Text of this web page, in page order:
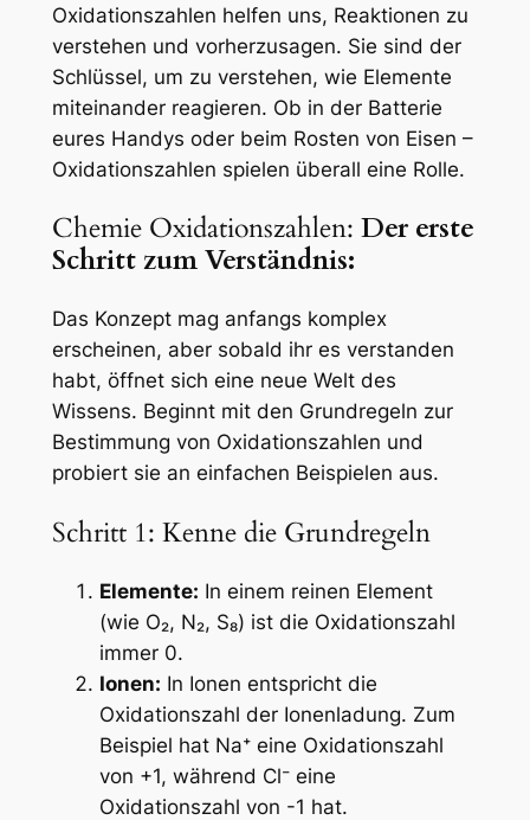
Oxidationszahlen helfen uns, Reaktionen zu
verstehen und vorherzusagen. Sie sind der
Schlüssel, um zu verstehen, wie Elemente
miteinander reagieren. Ob in der Batterie
eures Handys oder beim Rosten von Eisen –
Oxidationszahlen spielen überall eine Rolle.
Chemie Oxidationszahlen: Der erste
Schritt zum Verständnis:
Das Konzept mag anfangs komplex
erscheinen, aber sobald ihr es verstanden
habt, öffnet sich eine neue Welt des
Wissens. Beginnt mit den Grundregeln zur
Bestimmung von Oxidationszahlen und
probiert sie an einfachen Beispielen aus.
Schritt 1: Kenne die Grundregeln
Elemente: In einem reinen Element
(wie O₂, N₂, S₈) ist die Oxidationszahl
immer 0.
Ionen: In Ionen entspricht die
Oxidationszahl der Ionenladung. Zum
Beispiel hat Na⁺ eine Oxidationszahl
von +1, während Cl⁻ eine
Oxidationszahl von -1 hat.